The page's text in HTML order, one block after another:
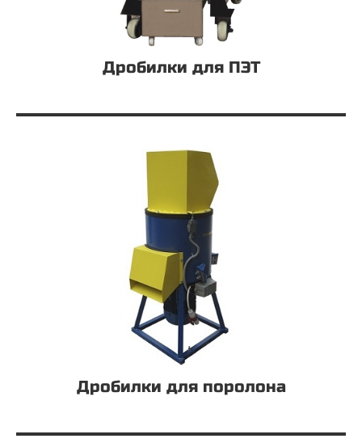
Дробилки для ПЭТ
Дробилки для поролона